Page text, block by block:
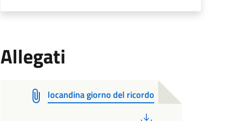
Allegati
locandina giorno del ricordo